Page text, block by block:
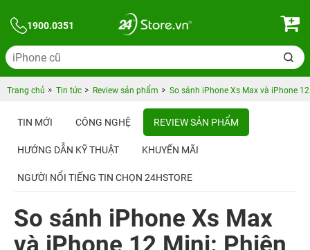
1900.0351
Trang chủ Tin tức Review sản phẩm So sánh iPhone Xs Max và iPhone
TIN MỚI CÔNG NGHỆ REVIEW SẢN PHẨM
HƯỚNG DẪN KỸ THUẬT KHUYẾN MÃI
NGƯỜI NỔI TIẾNG TIN CHỌN 24HSTORE
So sánh iPhone Xs Max